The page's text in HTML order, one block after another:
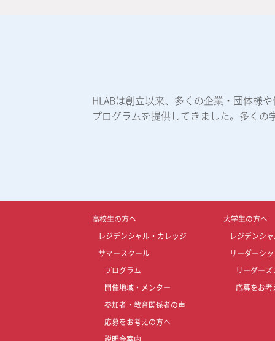
HLABは創立以来、多くの企業・団体様
プログラムを提供してきました。多く
高校生の方へ
レジデンシャル・カレッジ
サマースクール
プログラム
開催地域・メンター
参加者・教育関係者の声
応募をお考えの方へ
説明会案内
大学生の方へ
レジデンシ
リーダーシ
リーダーズ
応募をお考